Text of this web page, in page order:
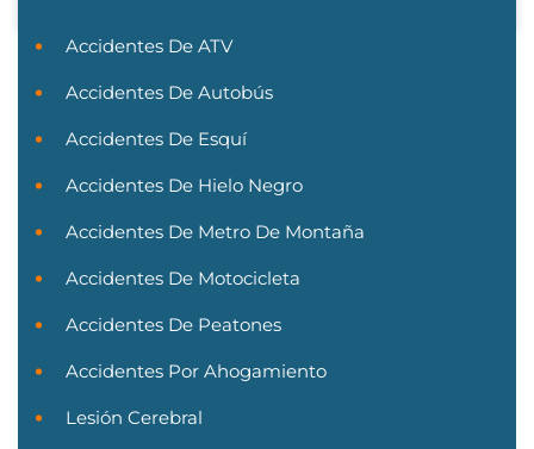
Accidentes De ATV
Accidentes De Autobús
Accidentes De Esquí
Accidentes De Hielo Negro
Accidentes De Metro De Montaña
Accidentes De Motocicleta
Accidentes De Peatones
Accidentes Por Ahogamiento
Lesión Cerebral